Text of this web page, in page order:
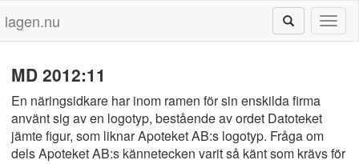
lagen.nu
MD 2012:11
En näringsidkare har inom ramen för sin enskilda firma
använt sig av en logotyp, bestående av ordet Datoteket
jämte figur, som liknar Apoteket AB:s logotyp. Fråga om
dels Apoteket AB:s kännetecken varit så känt som krävs för